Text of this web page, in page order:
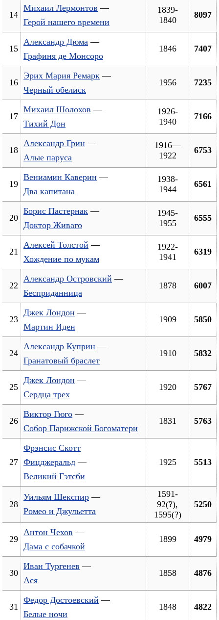
14
Михаил Лермонтов —
Герой нашего времени
1839-
1840
8097
15
Александр Дюма —
Графиня де Монсоро
1846 7407
16
Эрих Мария Ремарк —
Черный обелиск
1956 7235
17
Михаил Шолохов —
Тихий Дон
1926-
1940
7166
18
Александр Грин —
Алые паруса
1916—
1922
6753
19
Вениамин Каверин —
Два капитана
1938-
1944
6561
20
Борис Пастернак —
Доктор Живаго
1945-
1955
6555
21
Алексей Толстой —
Хождение по мукам
1922-
1941
6319
22
Александр Островский —
Бесприданница
1878 6007
23
Джек Лондон —
Мартин Иден
1909 5850
24
Александр Куприн —
Гранатовый браслет
1910 5832
25
Джек Лондон —
Сердца трех
1920 5767
26
Виктор Гюго —
Собор Парижской Богоматери
1831 5763
27
Фрэнсис Скотт
Фицджеральд —
Великий Гэтсби
1925 5513
28
Уильям Шекспир —
Ромео и Джульетта
1591-
92(?),
1595(?)
5250
29
Антон Чехов —
Дама с собачкой
1899 4979
30
Иван Тургенев —
Ася
1858 4876
31
Федор Достоевский —
Белые ночи
1848 4822